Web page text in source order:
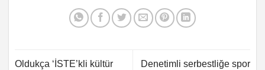
Oldukça ‘İSTE’kli kültür
Denetimli serbestliğe spor